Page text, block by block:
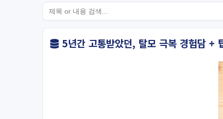
5년간 고통받았던, 탈모 극복 경험담 +